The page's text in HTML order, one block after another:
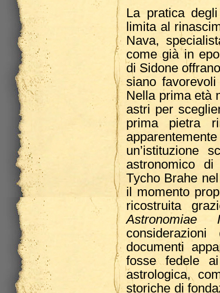
La pratica
limita al
Nava,
come già in
di Sidone
siano
Nella prima età
astri per
prima pietra
un’istituzione
astronomico
Tycho Brahe
il momento
ricostruita
Astronomiae
documenti
fosse fedele
astrologica,
storiche di